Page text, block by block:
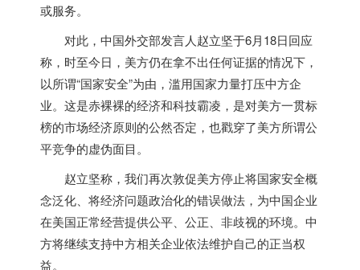
或服务。
对此，中国外交部发言人赵立坚于6月18日回应
称，时至今日，美方仍在拿不出任何证据的情况下，
以所谓“国家安全”为由，滥用国家力量打压中方企
业。这是赤裸裸的经济和科技霸凌，是对美方一贯标
榜的市场经济原则的公然否定，也戳穿了美方所谓公
平竞争的虚伪面目。
赵立坚称，我们再次敦促美方停止将国家安全概
念泛化、将经济问题政治化的错误做法，为中国企业
在美国正常经营提供公平、公正、非歧视的环境。中
方将继续支持中方相关企业依法维护自己的正当权
益。